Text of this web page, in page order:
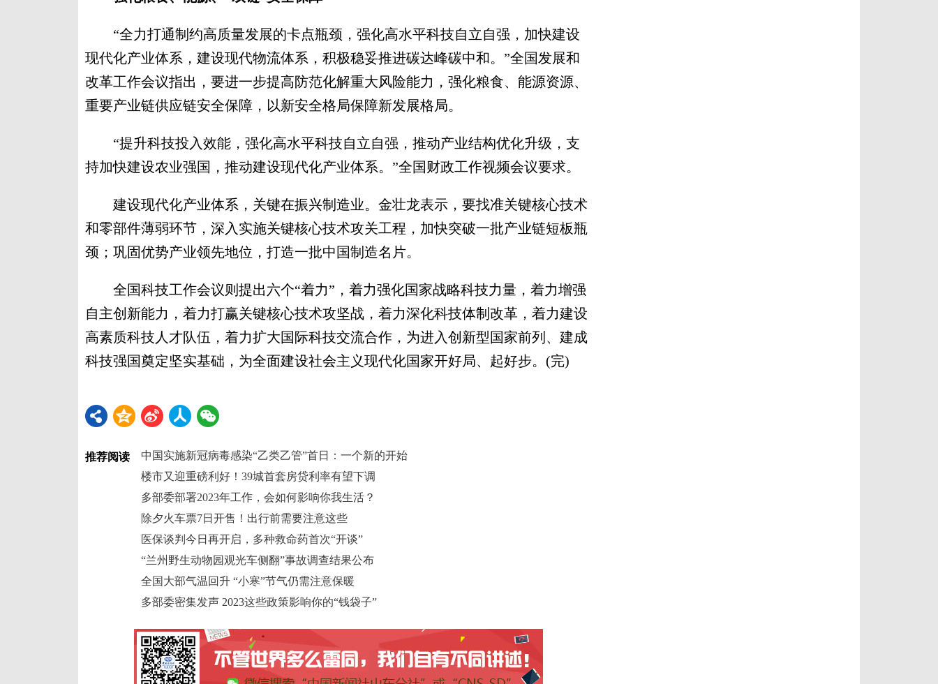
“全力打通制约高质量发展的卡点瓶颈，强化高水平科技自立自强，加快建设
现代化产业体系，建设现代物流体系，积极稳妥推进碳达峰碳中和。”全国发展和
改革工作会议指出，要进一步提高防范化解重大风险能力，强化粮食、能源资源、
重要产业链供应链安全保障，以新安全格局保障新发展格局。
“提升科技投入效能，强化高水平科技自立自强，推动产业结构优化升级，支
持加快建设农业强国，推动建设现代化产业体系。”全国财政工作视频会议要求。
建设现代化产业体系，关键在振兴制造业。金壮龙表示，要找准关键核心技术
和零部件薄弱环节，深入实施关键核心技术攻关工程，加快突破一批产业链短板瓶
颈；巩固优势产业领先地位，打造一批中国制造名片。
全国科技工作会议则提出六个“着力”，着力强化国家战略科技力量，着力增强
自主创新能力，着力打赢关键核心技术攻坚战，着力深化科技体制改革，着力建设
高素质科技人才队伍，着力扩大国际科技交流合作，为进入创新型国家前列、建成
科技强国奠定坚实基础，为全面建设社会主义现代化国家开好局、起好步。(完)
推荐阅读
中国实施新冠病毒感染“乙类乙管”首日：一个新的开始
楼市又迎重磅利好！39城首套房贷利率有望下调
多部委部署2023年工作，会如何影响你我生活？
除夕火车票7日开售！出行前需要注意这些
医保谈判今日再开启，多种救命药首次“开谈”
“兰州野生动物园观光车侧翻”事故调查结果公布
全国大部气温回升 “小寒”节气仍需注意保暖
多部委密集发声 2023这些政策影响你的“钱袋子”